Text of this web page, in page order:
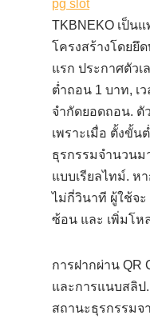
pg slot
TKBNEKO เป็น
โครงสร้างโดยยึ
แรก ประกาศตัว
ต่ำถอน 1 บาท, เ
จำกัดยอดถอน. ตั
เพราะเมื่อ ตั้งขั้น
ธุรกรรมจำนวนม
แบบเรียลไทม์. ห
ไม่กี่วินาที ผู้ใช้จะ
ซ้อน และ เพิ่มโห
การฝากผ่าน
และการแนบสลิป
สถานะธุรกรรมจ